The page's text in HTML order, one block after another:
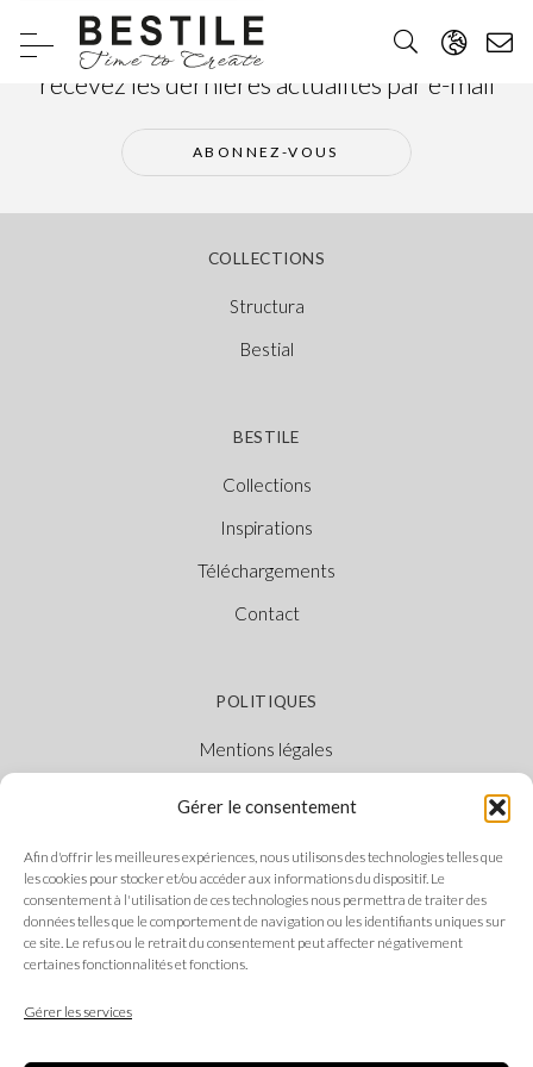
Gérer le consentement
Afin d'offrir les meilleures expériences, nous utilisons des technologies telles que
les cookies pour stocker et/ou accéder aux informations du dispositif. Le
consentement à l'utilisation de ces technologies nous permettra de traiter des
données telles que le comportement de navigation ou les identifiants uniques sur
ce site. Le refus ou le retrait du consentement peut affecter négativement
certaines fonctionnalités et fonctions.
Gérer les services
Abonnez-vous à notre newsletter et
recevez les dernières actualités par e-mail
ABONNEZ-VOUS
COLLECTIONS
Structura
Bestial
BESTILE
Collections
Inspirations
Téléchargements
Contact
POLITIQUES
Mentions légales
Canal Éthique
SUIVEZ-NOUS